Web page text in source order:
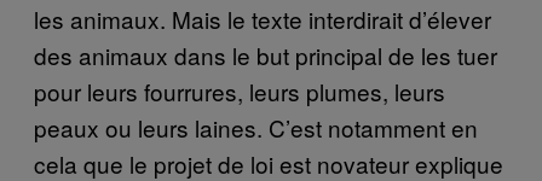
les animaux. Mais le texte interdirait d’élever
des animaux dans le but principal de les tuer
pour leurs fourrures, leurs plumes, leurs
peaux ou leurs laines. C’est notamment en
cela que le projet de loi est novateur explique